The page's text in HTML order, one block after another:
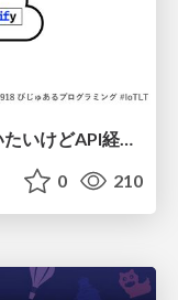
EmbeddingGemmaをDifyから使いたいけどAPI経由はつまらん #iotlt #gemma #dify
0 210